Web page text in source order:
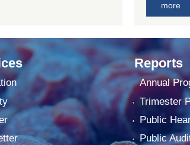
more
Reports
Annual
Trimester
Public
Public